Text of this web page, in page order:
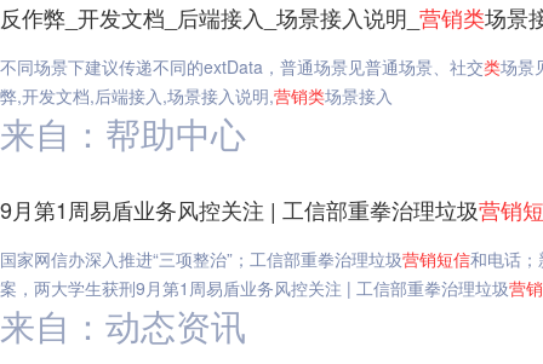
反作弊_开发文档_后端接入_场景接入说明_ 营销类场景
不同场景下建议传递不同的extData，普通场景见普通场景、社交类场景
弊,开发文档,后端接入,场景接入说明,营销类场景接入
来自：帮助中心
9月第1周易盾业务风控关注 | 工信部重拳治理垃圾营销
国家网信办深入推进“三项整治”；工信部重拳治理垃圾营销短信和电话；
案，两大学生获刑9月第1周易盾业务风控关注 | 工信部重拳治理垃圾营销
来自：动态资讯